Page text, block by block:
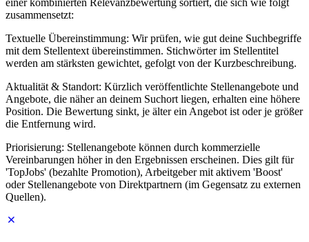
einer kombinierten Relevanzbewertung sortiert, die sich wie folgt
zusammensetzt:
Textuelle Übereinstimmung: Wir prüfen, wie gut deine Suchbegriffe
mit dem Stellentext übereinstimmen. Stichwörter im Stellentitel
werden am stärksten gewichtet, gefolgt von der Kurzbeschreibung.
Aktualität & Standort: Kürzlich veröffentlichte Stellenangebote und
Angebote, die näher an deinem Suchort liegen, erhalten eine höhere
Position. Die Bewertung sinkt, je älter ein Angebot ist oder je größer
die Entfernung wird.
Priorisierung: Stellenangebote können durch kommerzielle
Vereinbarungen höher in den Ergebnissen erscheinen. Dies gilt für
'TopJobs' (bezahlte Promotion), Arbeitgeber mit aktivem 'Boost'
oder Stellenangebote von Direktpartnern (im Gegensatz zu externen
Quellen).